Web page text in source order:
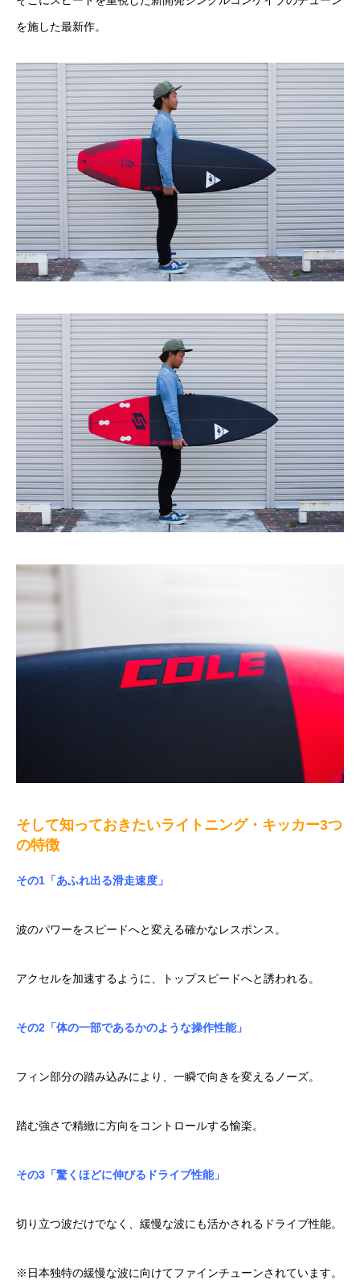
を施した最新作。
そして知っておきたいライトニング・キッカー3つ
の特徴
その1「あふれ出る滑走速度」
波のパワーをスピードへと変える確かなレスポンス。
アクセルを加速するように、トップスピードへと誘われる。
その2「体の一部であるかのような操作性能」
フィン部分の踏み込みにより、一瞬で向きを変えるノーズ。
踏む強さで精緻に方向をコントロールする愉楽。
その3「驚くほどに伸びるドライブ性能」
切り立つ波だけでなく、緩慢な波にも活かされるドライブ性能。
※日本独特の緩慢な波に向けてファインチューンされています。